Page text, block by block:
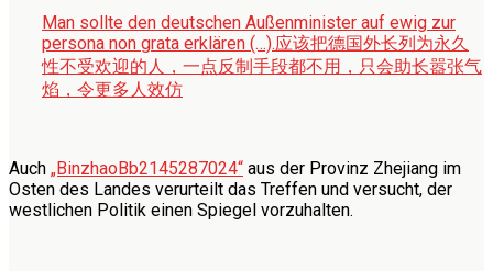
Man sollte den deutschen Außenminister auf ewig zur
persona non grata erklären (…).应该把德国外长列为永久
性不受欢迎的人，一点反制手段都不用，只会助长嚣张气
焰，令更多人效仿
Auch „BinzhaoBb2145287024“ aus der Provinz Zhejiang im
Osten des Landes verurteilt das Treffen und versucht, der
westlichen Politik einen Spiegel vorzuhalten.